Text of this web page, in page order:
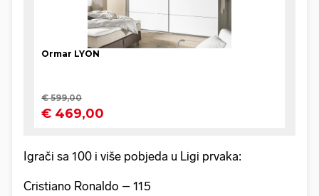
Igrači sa 100 i više pobjeda u Ligi prvaka:
Cristiano Ronaldo – 115